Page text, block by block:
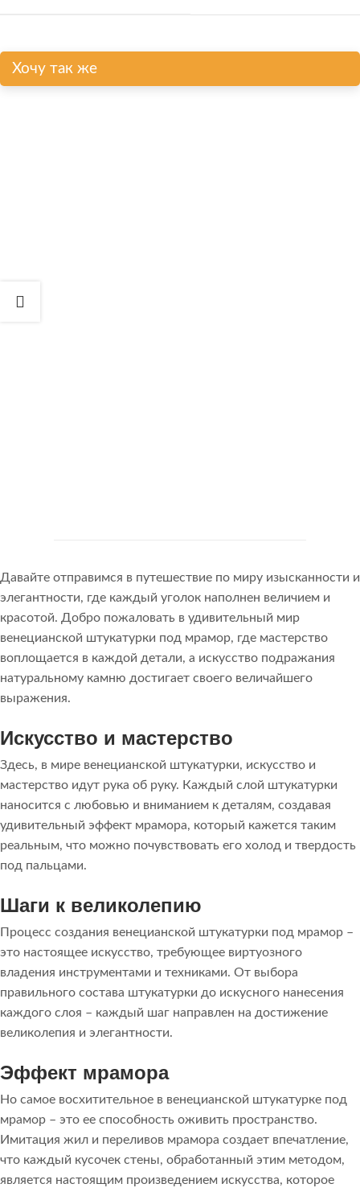
Хочу так же
Давайте отправимся в путешествие по миру изысканности и
элегантности, где каждый уголок наполнен величием и
красотой. Добро пожаловать в удивительный мир
венецианской штукатурки под мрамор, где мастерство
воплощается в каждой детали, а искусство подражания
натуральному камню достигает своего величайшего
выражения.
Искусство и мастерство
Здесь, в мире венецианской штукатурки, искусство и
мастерство идут рука об руку. Каждый слой штукатурки
наносится с любовью и вниманием к деталям, создавая
удивительный эффект мрамора, который кажется таким
реальным, что можно почувствовать его холод и твердость
под пальцами.
Шаги к великолепию
Процесс создания венецианской штукатурки под мрамор –
это настоящее искусство, требующее виртуозного
владения инструментами и техниками. От выбора
правильного состава штукатурки до искусного нанесения
каждого слоя – каждый шаг направлен на достижение
великолепия и элегантности.
Эффект мрамора
Но самое восхитительное в венецианской штукатурке под
мрамор – это ее способность оживить пространство.
Имитация жил и переливов мрамора создает впечатление,
что каждый кусочек стены, обработанный этим методом,
является настоящим произведением искусства, которое